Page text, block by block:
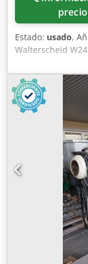
precio
Estado: usado,
Walterscheid